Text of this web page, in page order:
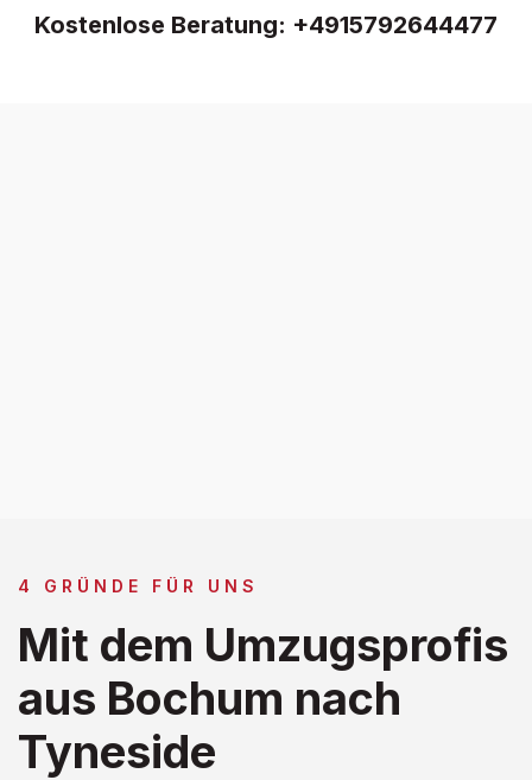
Kostenlose Beratung: +4915792644477
4 GRÜNDE FÜR UNS
Mit dem Umzugsprofis
aus Bochum nach
Tyneside